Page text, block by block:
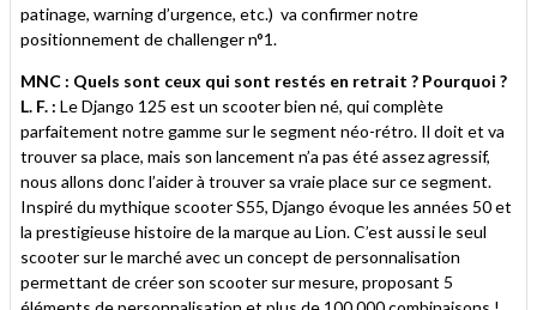
patinage, warning d’urgence, etc.) va confirmer notre
positionnement de challenger n°1.
MNC : Quels sont ceux qui sont restés en retrait ? Pourquoi ?
L. F. : Le Django 125 est un scooter bien né, qui complète
parfaitement notre gamme sur le segment néo-rétro. Il doit et va
trouver sa place, mais son lancement n’a pas été assez agressif,
nous allons donc l’aider à trouver sa vraie place sur ce segment.
Inspiré du mythique scooter S55, Django évoque les années 50 et
la prestigieuse histoire de la marque au Lion. C’est aussi le seul
scooter sur le marché avec un concept de personnalisation
permettant de créer son scooter sur mesure, proposant 5